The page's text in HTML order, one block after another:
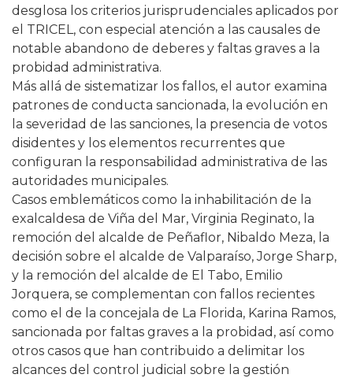
desglosa los criterios jurisprudenciales aplicados por
el TRICEL, con especial atención a las causales de
notable abandono de deberes y faltas graves a la
probidad administrativa.
Más allá de sistematizar los fallos, el autor examina
patrones de conducta sancionada, la evolución en
la severidad de las sanciones, la presencia de votos
disidentes y los elementos recurrentes que
configuran la responsabilidad administrativa de las
autoridades municipales.
Casos emblemáticos como la inhabilitación de la
exalcaldesa de Viña del Mar, Virginia Reginato, la
remoción del alcalde de Peñaflor, Nibaldo Meza, la
decisión sobre el alcalde de Valparaíso, Jorge Sharp,
y la remoción del alcalde de El Tabo, Emilio
Jorquera, se complementan con fallos recientes
como el de la concejala de La Florida, Karina Ramos,
sancionada por faltas graves a la probidad, así como
otros casos que han contribuido a delimitar los
alcances del control judicial sobre la gestión